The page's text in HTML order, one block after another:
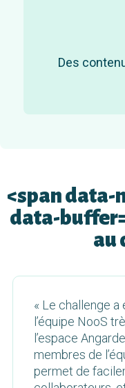
Des
<span
data-
au
« Le challenge
l’équipe NooS
l’espace
membres de
permet de